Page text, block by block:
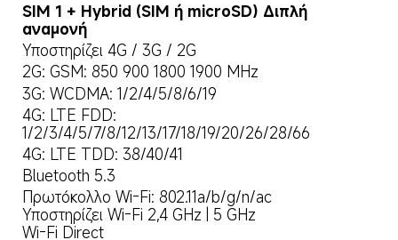
SIM 1 + Hybrid (SIM ή microSD) Διπλή
αναμονή
Υποστηρίζει 4G / 3G / 2G
2G: GSM: 850 900 1800 1900 MHz
3G: WCDMA: 1/2/4/5/8/6/19
4G: LTE FDD:
1/2/3/4/5/7/8/12/13/17/18/19/20/26/28/66
4G: LTE TDD: 38/40/41
Bluetooth 5.3
Πρωτόκολλο Wi-Fi: 802.11a/b/g/n/ac
Υποστηρίζει Wi-Fi 2,4 GHz | 5 GHz
Wi-Fi Direct